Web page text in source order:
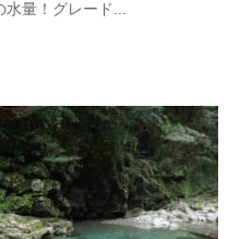
水量！グレード...